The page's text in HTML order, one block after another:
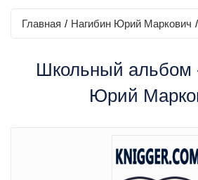
Главная / Нагибин Юрий Маркович /
Школьный альбом
Юрий